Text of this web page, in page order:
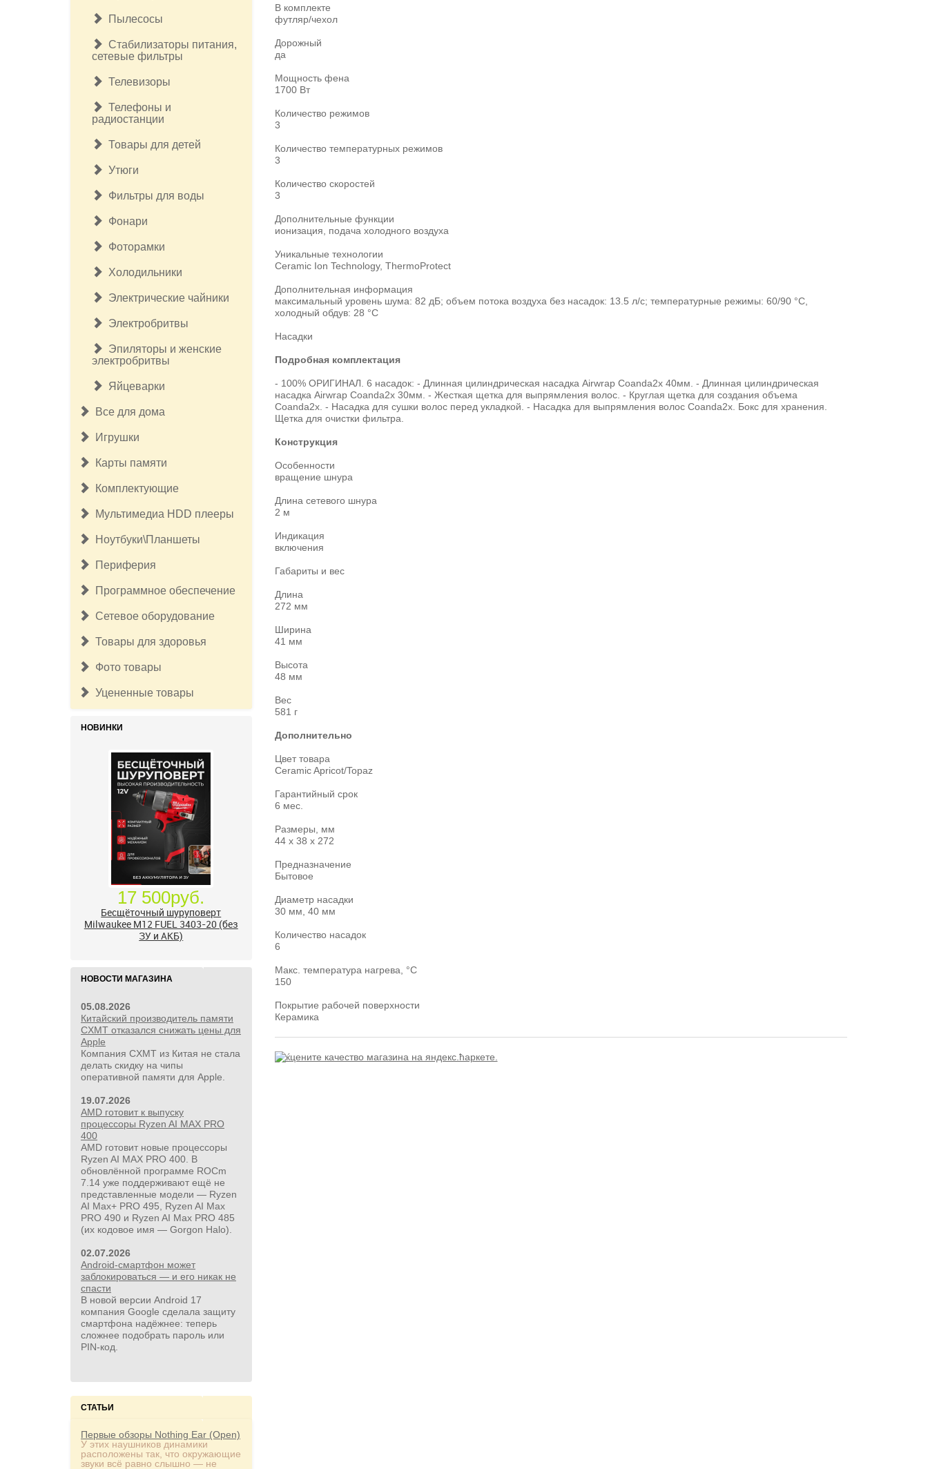
Пылесосы
Стабилизаторы питания,
сетевые фильтры
Телевизоры
Телефоны и
радиостанции
Товары для детей
Утюги
Фильтры для воды
Фонари
Фоторамки
Холодильники
Электрические чайники
Электробритвы
Эпиляторы и женские
электробритвы
Яйцеварки
Все для дома
Игрушки
Карты памяти
Комплектующие
Мультимедиа HDD плееры
Ноутбуки\Планшеты
Периферия
Программное обеспечение
Сетевое оборудование
Товары для здоровья
Фото товары
Уцененные товары
НОВИНКИ
24 500руб.
УШМ болгарка Milwaukee M18
FUEL 2888-20 125 мм, красный
НОВОСТИ МАГАЗИНА
05.08.2026
Китайский производитель памяти
CXMT отказался снижать цены для
Apple
Компания CXMT из Китая не стала
делать скидку на чипы
оперативной памяти для Apple.
19.07.2026
AMD готовит к выпуску
процессоры Ryzen AI MAX PRO
400
AMD готовит новые процессоры
Ryzen AI MAX PRO 400. В
обновлённой программе ROCm
7.14 уже поддерживают ещё не
представленные модели — Ryzen
AI Max+ PRO 495, Ryzen AI Max
PRO 490 и Ryzen AI Max PRO 485
(их кодовое имя — Gorgon Halo).
02.07.2026
Android-смартфон может
заблокироваться — и его никак не
спасти
В новой версии Android 17
компания Google сделала защиту
смартфона надёжнее: теперь
сложнее подобрать пароль или
PIN‑код.
СТАТЬИ
Первые обзоры Nothing Ear (Open)
У этих наушников динамики
расположены так, что окружающие
звуки всё равно слышно — не
В комплекте
футляр/чехол
Дорожный
да
Мощность фена
1700 Вт
Количество режимов
3
Количество температурных режимов
3
Количество скоростей
3
Дополнительные функции
ионизация, подача холодного воздуха
Уникальные технологии
Ceramic Ion Technology, ThermoProtect
Дополнительная информация
максимальный уровень шума: 82 дБ; объем потока воздуха без насадок: 13.5 л/с; температурные режимы: 60/90 °C,
холодный обдув: 28 °C
Насадки
Подробная комплектация
- 100% ОРИГИНАЛ. 6 насадок: - Длинная цилиндрическая насадка Airwrap Coanda2x 40мм. - Длинная цилиндрическая
насадка Airwrap Coanda2x 30мм. - Жесткая щетка для выпрямления волос. - Круглая щетка для создания объема
Coanda2x. - Насадка для сушки волос перед укладкой. - Насадка для выпрямления волос Coanda2x. Бокс для хранения.
Щетка для очистки фильтра.
Конструкция
Особенности
вращение шнура
Длина сетевого шнура
2 м
Индикация
включения
Габариты и вес
Длина
272 мм
Ширина
41 мм
Высота
48 мм
Вес
581 г
Дополнительно
Цвет товара
Ceramic Apricot/Topaz
Гарантийный срок
6 мес.
Размеры, мм
44 х 38 х 272
Предназначение
Бытовое
Диаметр насадки
30 мм, 40 мм
Количество насадок
6
Макс. температура нагрева, °С
150
Покрытие рабочей поверхности
Керамика